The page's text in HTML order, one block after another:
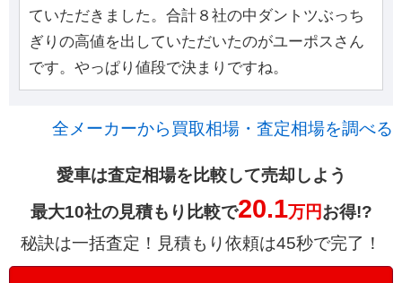
ていただきました。合計８社の中ダントツぶっち
ぎりの高値を出していただいたのがユーポスさん
です。やっぱり値段で決まりですね。
全メーカーから買取相場・査定相場を調べる
愛車は査定相場を比較して売却しよう
最大10社の見積もり比較で20.1万円お得!?
秘訣は一括査定！見積もり依頼は45秒で完了！